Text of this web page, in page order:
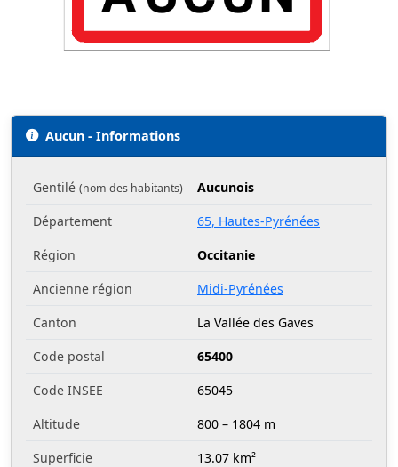
Aucun - Informations
Gentilé (nom des habitants)
Aucunois
Département
65, Hautes-Pyrénées
Région
Occitanie
Ancienne région
Midi-Pyrénées
Canton
La Vallée des Gaves
Code postal
65400
Code INSEE
65045
Altitude
800 – 1804 m
Superficie
13.07 km²